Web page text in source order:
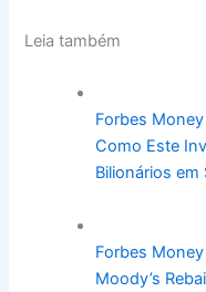
Leia também
Forbes Money
Como Este
Bilionários
Forbes Money
Moody’s